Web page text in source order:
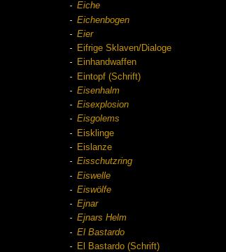
Eiche
Eichenbogen
Eier
Eifrige Sklaven/Dialoge
Einhandwaffen
Eintopf (Schrift)
Eisenhalm
Eisexplosion
Eisgolems
Eisklinge
Eislanze
Eisschutzring
Eiswelle
Eiswölfe
Ejnar
Ejnars Helm
El Bastardo
El Bastardo (Schrift)